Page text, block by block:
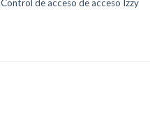
Control de acceso de acceso Izzy